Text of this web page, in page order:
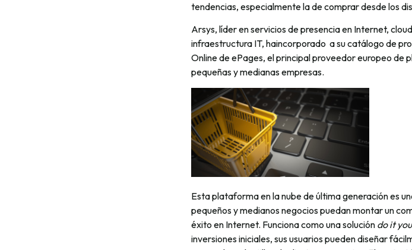
tendencias, especialmente la de comprar desde los
Arsys, líder en servicios de presencia en Internet,
infraestructura IT, haincorporado a su catálogo de
Online de ePages, el principal proveedor europeo
pequeñas y medianas empresas.
Esta plataforma en la nube de última generación es
pequeños y medianos negocios puedan montar un
éxito en Internet. Funciona como una solución do it
inversiones iniciales, sus usuarios pueden diseñar